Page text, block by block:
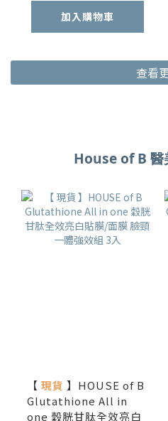
加入購物車
查看
House of B 醫
【 現貨 】HOUSE of B
Glutathione All in
one 穀胱甘肽全效亮白